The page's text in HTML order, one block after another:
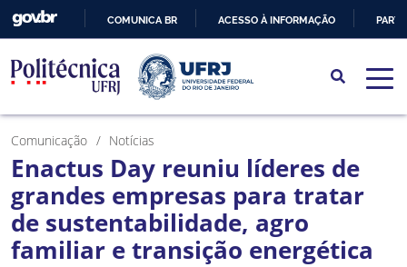
PARA
O
CONTEÚDO
COMUNICA BR ACESSO À INFORMAÇÃO
Comunicação Notícias
Enactus Day reuniu líderes de
grandes empresas para tratar
de sustentabilidade, agro
familiar e transição energética